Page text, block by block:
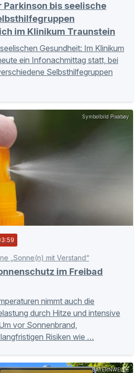
Parkinson bis seelische
im Klinikum Traunstein
Gesundheit: Im Klinikum
ein Infonachmittag statt, bei
Selbsthilfegruppen
Symbolbild Pixabay
„Sonne(n) mit Verstand“
im Freibad
nimmt auch die
durch Hitze und intensive
vor Sonnenbrand,
Risiken wie …
BAYERNWELLE